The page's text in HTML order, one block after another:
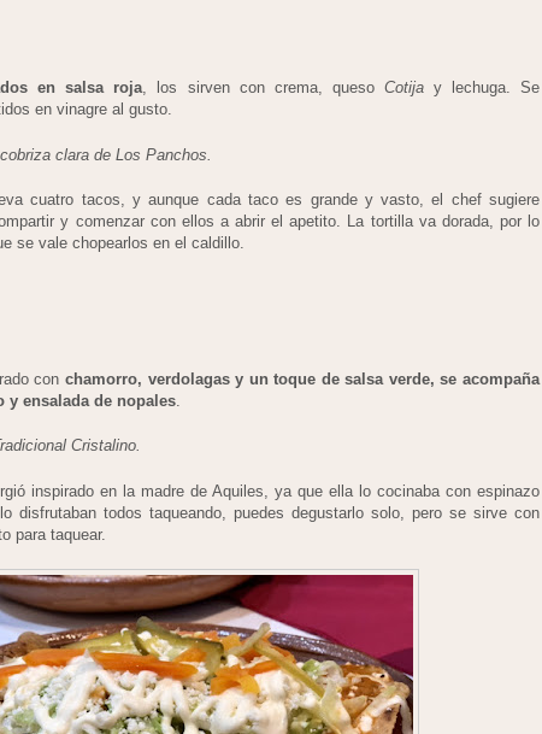
en salsa roja, los sirven con crema, queso Cotijay lechuga. Se
en vinagre al gusto.
clara de Los Panchos.
cuatro tacos, y aunque cada taco es grande y vasto, el chef sugiere
y comenzar con ellos a abrir el apetito. La tortilla va dorada, por lo
se vale chopearlos en el caldillo.
con chamorro, verdolagas y un toque de salsa verde, se acompaña
y ensalada de nopales
Cristalino.
inspirado en la madre de Aquiles, ya que ella lo cocinaba con espinazo
disfrutaban todos taqueando, puedes degustarlo solo, pero se sirve con
para taquear.